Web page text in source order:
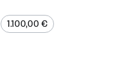
1.100,00 €